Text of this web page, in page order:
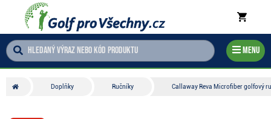
Menu
Doplňky Ručníky Callaway Reva Microfiber golfový